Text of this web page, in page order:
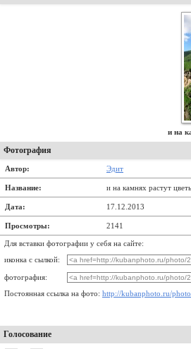
и на
Фотография
Автор: Эдит
Название: и на камнях растут
Дата: 17.12.2013
Просмотры: 2141
Для вставки фотографии у себя на сайте:
иконка с сылкой:
фотография:
Постоянная ссылка на фото: http://kubanphoto.ru/
Голосование